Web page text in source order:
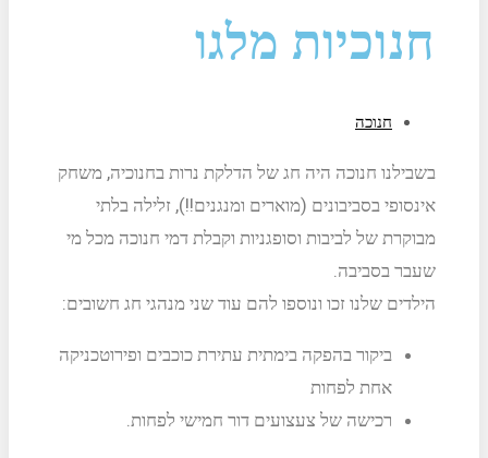
חנוכיות מלגו
חנוכה
בשבילנו חנוכה היה חג של הדלקת נרות בחנוכיה, משחק
אינסופי בסביבונים (מוארים ומנגנים!!), זלילה בלתי
מבוקרת של לביבות וסופגניות וקבלת דמי חנוכה מכל מי
שעבר בסביבה.
הילדים שלנו זכו ונוספו להם עוד שני מנהגי חג חשובים:
ביקור בהפקה בימתית עתירת כוכבים ופירוטכניקה
אחת לפחות
רכישה של צעצועים דור חמישי לפחות.